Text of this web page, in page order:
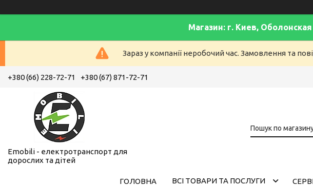
Магазин: г. Киев,
Зараз у компанії неробочий час. Замовлення та
+380 (66) 228-72-71 +380 (67) 871-72-71
Emobili - електротранспорт для
дорослих та дітей
ГОЛОВНА ВСІ ТОВАРИ ТА ПОСЛУГИ